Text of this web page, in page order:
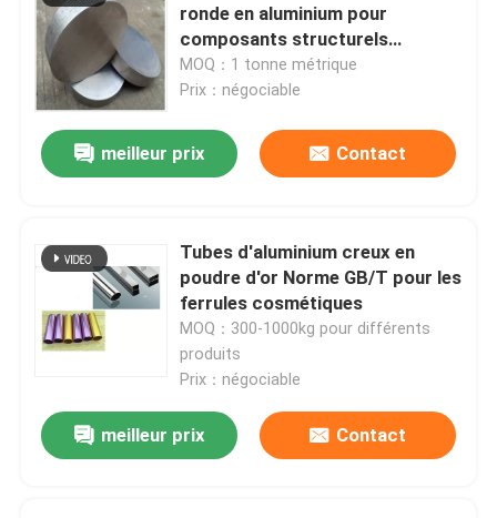
ronde en aluminium pour
composants structurels
d'aéronefs
MOQ：1 tonne métrique
Prix：négociable
meilleur prix Contact
Tubes d'aluminium creux en
poudre d'or Norme GB/T pour les
ferrules cosmétiques
MOQ：300-1000kg pour différents
produits
Prix：négociable
meilleur prix Contact